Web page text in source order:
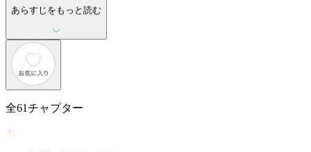
あらすじをもっと読む
全61チャプター